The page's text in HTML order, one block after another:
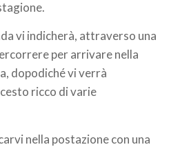
vi indicherà, attraverso una
per arrivare nella
dopodiché vi verrà
ricco di varie
nella postazione con una